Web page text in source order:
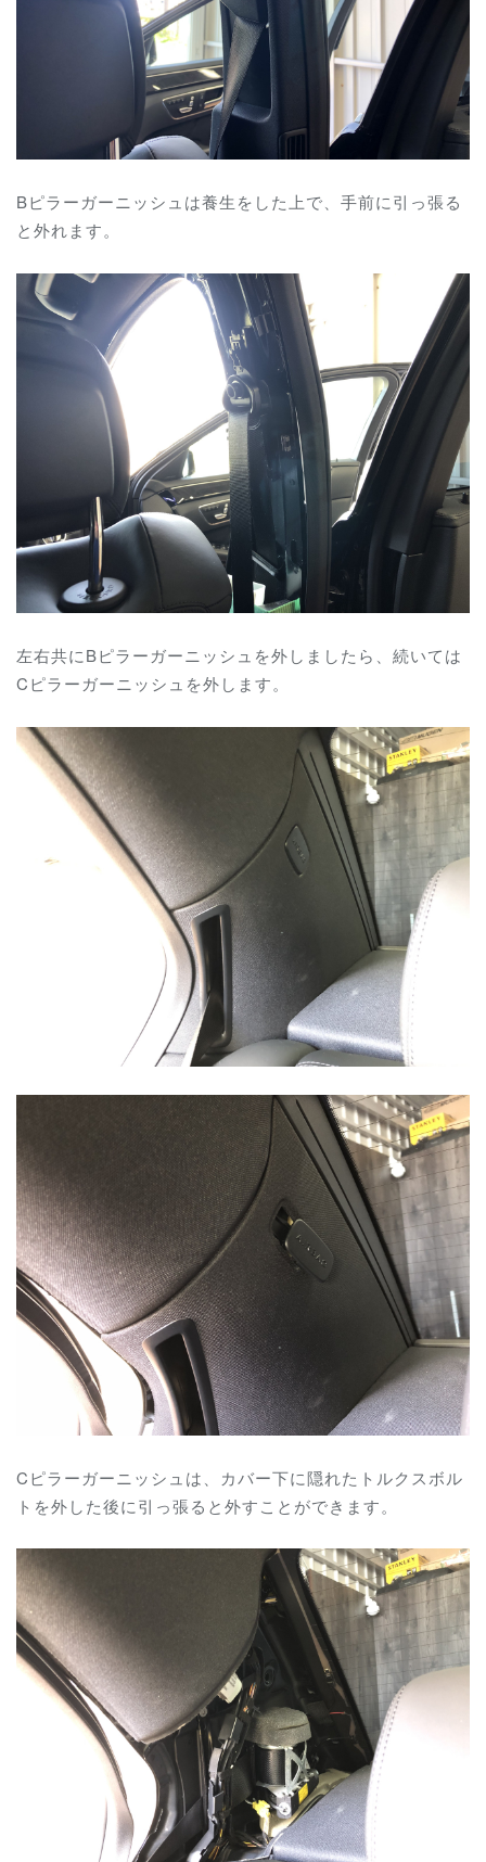
Bピラーガーニッシュは養生をした上で、手前に引っ張る
と外れます。
左右共にBピラーガーニッシュを外しましたら、続いては
Cピラーガーニッシュを外します。
Cピラーガーニッシュは、カバー下に隠れたトルクスボル
トを外した後に引っ張ると外すことができます。